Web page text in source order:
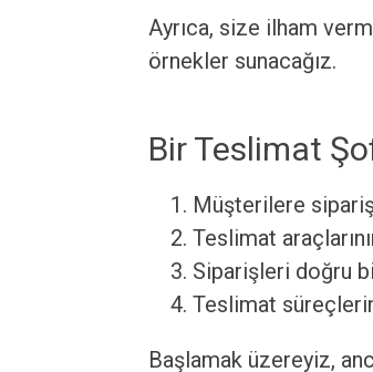
Ayrıca, size ilham
örnekler sunacağız.
Bir Teslimat
Müşterilere
Teslimat
Siparişleri doğru
Teslimat
Başlamak üzereyiz,